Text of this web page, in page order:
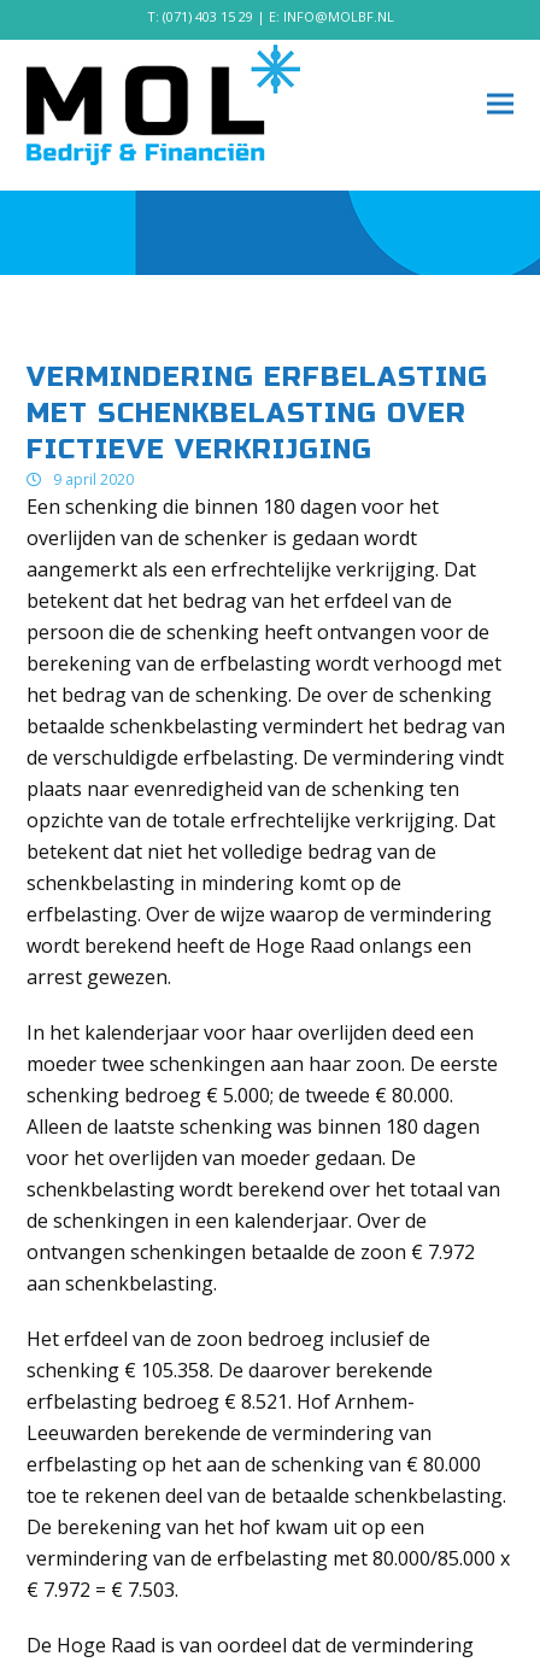
T: (071) 403 15 29 | E: INFO@MOLBF.NL
VERMINDERING ERFBELASTING
MET SCHENKBELASTING OVER
FICTIEVE VERKRIJGING
9 april 2020
Een schenking die binnen 180 dagen voor het
overlijden van de schenker is gedaan wordt
aangemerkt als een erfrechtelijke verkrijging. Dat
betekent dat het bedrag van het erfdeel van de
persoon die de schenking heeft ontvangen voor de
berekening van de erfbelasting wordt verhoogd met
het bedrag van de schenking. De over de schenking
betaalde schenkbelasting vermindert het bedrag van
de verschuldigde erfbelasting. De vermindering vindt
plaats naar evenredigheid van de schenking ten
opzichte van de totale erfrechtelijke verkrijging. Dat
betekent dat niet het volledige bedrag van de
schenkbelasting in mindering komt op de
erfbelasting. Over de wijze waarop de vermindering
wordt berekend heeft de Hoge Raad onlangs een
arrest gewezen.
In het kalenderjaar voor haar overlijden deed een
moeder twee schenkingen aan haar zoon. De eerste
schenking bedroeg € 5.000; de tweede € 80.000.
Alleen de laatste schenking was binnen 180 dagen
voor het overlijden van moeder gedaan. De
schenkbelasting wordt berekend over het totaal van
de schenkingen in een kalenderjaar. Over de
ontvangen schenkingen betaalde de zoon € 7.972
aan schenkbelasting.
Het erfdeel van de zoon bedroeg inclusief de
schenking € 105.358. De daarover berekende
erfbelasting bedroeg € 8.521. Hof Arnhem-
Leeuwarden berekende de vermindering van
erfbelasting op het aan de schenking van € 80.000
toe te rekenen deel van de betaalde schenkbelasting.
De berekening van het hof kwam uit op een
vermindering van de erfbelasting met 80.000/85.000 x
€ 7.972 = € 7.503.
De Hoge Raad is van oordeel dat de vermindering